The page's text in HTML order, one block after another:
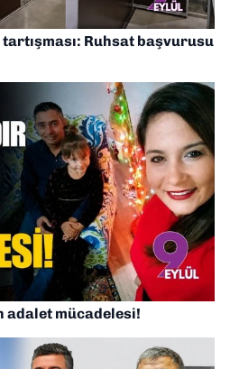
Ruhsat başvurusu
adalet mücadelesi!